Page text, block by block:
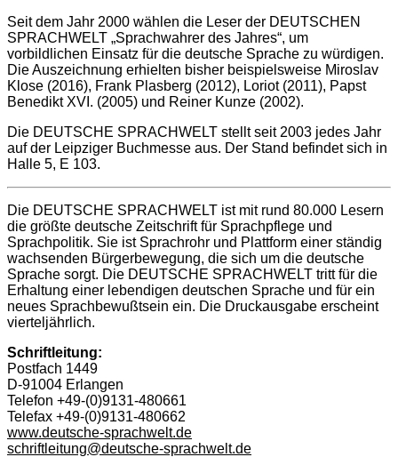
Seit dem Jahr 2000 wählen die Leser der DEUTSCHEN
SPRACHWELT „Sprachwahrer des Jahres“, um
vorbildlichen Einsatz für die deutsche Sprache zu würdigen.
Die Auszeichnung erhielten bisher beispielsweise Miroslav
Klose (2016), Frank Plasberg (2012), Loriot (2011), Papst
Benedikt XVI. (2005) und Reiner Kunze (2002).
Die DEUTSCHE SPRACHWELT stellt seit 2003 jedes Jahr
auf der Leipziger Buchmesse aus. Der Stand befindet sich in
Halle 5, E 103.
Die DEUTSCHE SPRACHWELT ist mit rund 80.000 Lesern
die größte deutsche Zeitschrift für Sprachpflege und
Sprachpolitik. Sie ist Sprachrohr und Plattform einer ständig
wachsenden Bürgerbewegung, die sich um die deutsche
Sprache sorgt. Die DEUTSCHE SPRACHWELT tritt für die
Erhaltung einer lebendigen deutschen Sprache und für ein
neues Sprachbewußtsein ein. Die Druckausgabe erscheint
vierteljährlich.
Schriftleitung:
Postfach 1449
D-91004 Erlangen
Telefon +49-(0)9131-480661
Telefax +49-(0)9131-480662
www.deutsche-sprachwelt.de
schriftleitung@deutsche-sprachwelt.de